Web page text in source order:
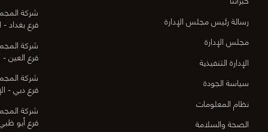
رسالة رئيس مجلس الإدارة
مجلس الإدارة
الإدارة التنفيذية
سياسة الجودة
نظام المعلومات
الصحة والسلامة
شركة
فرع بغداد -
شركة
فرع العين -
شركة
فرع دبي -
شركة
فرع أبو